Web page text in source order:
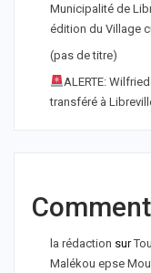
Municipalité de
édition du Village
(pas de titre)
ALERTE:
transféré à
la rédaction sur
Malékou epse